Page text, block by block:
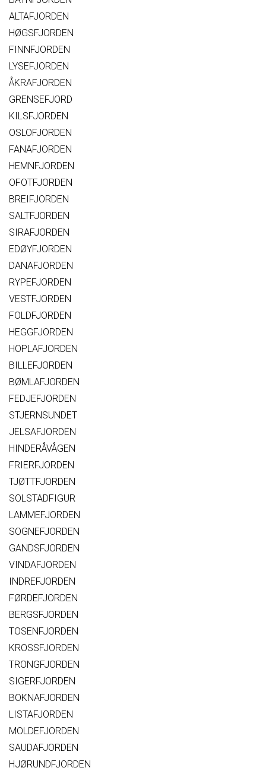
ALTAFJORDEN
HØGSFJORDEN
FINNFJORDEN
LYSEFJORDEN
ÅKRAFJORDEN
GRENSEFJORD
KILSFJORDEN
OSLOFJORDEN
FANAFJORDEN
HEMNFJORDEN
OFOTFJORDEN
BREIFJORDEN
SALTFJORDEN
SIRAFJORDEN
EDØYFJORDEN
DANAFJORDEN
RYPEFJORDEN
VESTFJORDEN
FOLDFJORDEN
HEGGFJORDEN
HOPLAFJORDEN
BILLEFJORDEN
BØMLAFJORDEN
FEDJEFJORDEN
STJERNSUNDET
JELSAFJORDEN
HINDERÅVÅGEN
FRIERFJORDEN
TJØTTFJORDEN
SOLSTADFIGUR
LAMMEFJORDEN
SOGNEFJORDEN
GANDSFJORDEN
VINDAFJORDEN
INDREFJORDEN
FØRDEFJORDEN
BERGSFJORDEN
TOSENFJORDEN
KROSSFJORDEN
TRONGFJORDEN
SIGERFJORDEN
BOKNAFJORDEN
LISTAFJORDEN
MOLDEFJORDEN
SAUDAFJORDEN
HJØRUNDFJORDEN